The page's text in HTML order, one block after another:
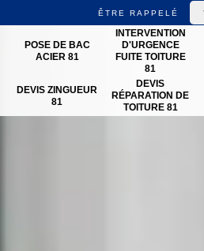
ÊTRE RAPPELÉ
POSE DE BAC
ACIER 81
INTERVENTION
D'URGENCE
FUITE TOITURE
81
DEVIS ZINGUEUR
81
DEVIS
RÉPARATION DE
TOITURE 81